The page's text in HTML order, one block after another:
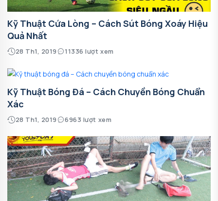
Kỹ Thuật Cứa Lòng – Cách Sút Bóng Xoáy Hiệu
Quả Nhất
28 Th1, 2019 11336 lượt xem
Kỹ Thuật Bóng Đá – Cách Chuyền Bóng Chuẩn
Xác
28 Th1, 2019 6963 lượt xem